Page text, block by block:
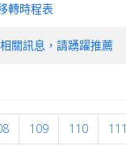
轉時程表
關訊息，請踴躍推薦
109 110 111